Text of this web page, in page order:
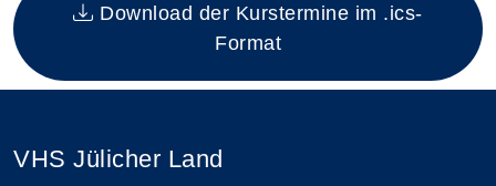
Download der Kurstermine im .ics-
Format
VHS Jülicher Land